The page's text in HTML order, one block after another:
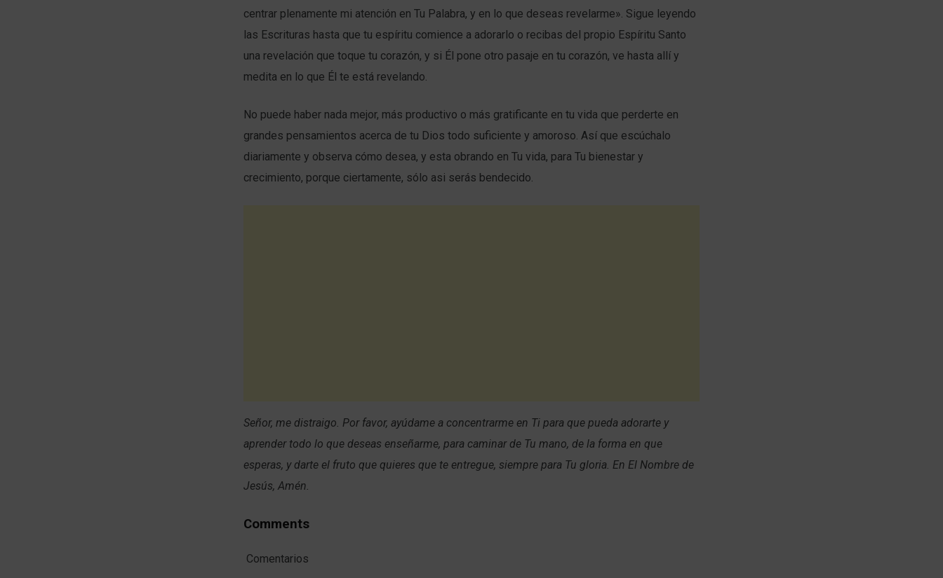
centrar plenamente mi atención en Tu Palabra, y en lo que deseas revelarme». Sigue leyendo
las Escrituras hasta que tu espíritu comience a adorarlo o recibas del propio Espíritu Santo
una revelación que toque tu corazón, y si Él pone otro pasaje en tu corazón, ve hasta allí y
medita en lo que Él te está revelando.
No puede haber nada mejor, más productivo o más gratificante en tu vida que perderte en
grandes pensamientos acerca de tu Dios todo suficiente y amoroso. Así que escúchalo
diariamente y observa cómo desea, y esta obrando en Tu vida, para Tu bienestar y
crecimiento, porque ciertamente, sólo asi serás bendecido.
Señor, me distraigo. Por favor, ayúdame a concentrarme en Ti para que pueda adorarte y
aprender todo lo que deseas enseñarme, para caminar de Tu mano, de la forma en que
esperas, y darte el fruto que quieres que te entregue, siempre para Tu gloria. En El Nombre de
Jesús, Amén.
Comments
Comentarios